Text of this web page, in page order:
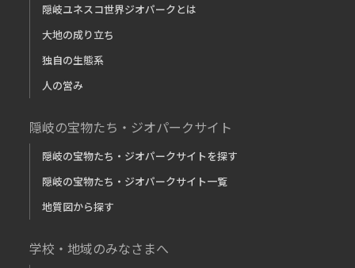
隠岐ユネスコ世界ジオパークとは
大地の成り立ち
独自の生態系
人の営み
隠岐の宝物たち・ジオパークサイト
隠岐の宝物たち・ジオパークサイトを探す
隠岐の宝物たち・ジオパークサイト一覧
地質図から探す
学校・地域のみなさまへ